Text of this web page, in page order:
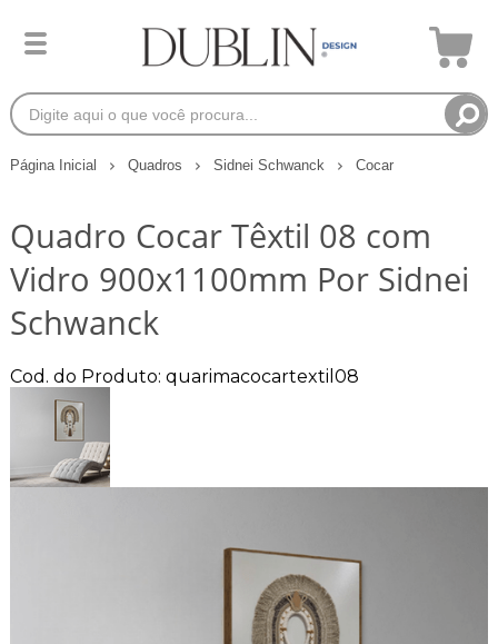
Página Inicial Quadros Sidnei Schwanck Cocar
Quadro Cocar Têxtil 08 com
Vidro 900x1100mm Por Sidnei
Schwanck
Cod. do Produto: quarimacocartextil08